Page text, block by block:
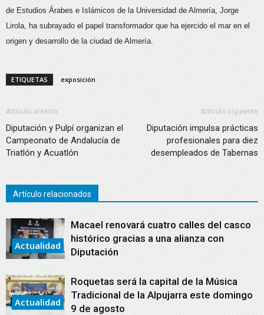
de Estudios Árabes e Islámicos de la Universidad de Almería, Jorge
Lirola, ha subrayado el papel transformador que ha ejercido el mar en el
origen y desarrollo de la ciudad de Almería.
ETIQUETAS exposición
Artículo anterior
Diputación y Pulpí organizan el
Campeonato de Andalucía de
Triatlón y Acuatlón
Artículo siguiente
Diputación impulsa prácticas
profesionales para diez
desempleados de Tabernas
Artículo relacionados
Actualidad
Macael renovará cuatro calles del casco
histórico gracias a una alianza con
Diputación
Actualidad
Roquetas será la capital de la Música
Tradicional de la Alpujarra este domingo
9 de agosto